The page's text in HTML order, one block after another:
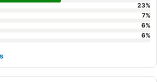
23%
7%
6%
6%